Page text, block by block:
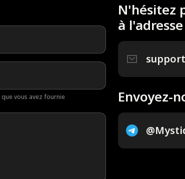
vous avez fournie
N'hésitez
à
Envoyez-